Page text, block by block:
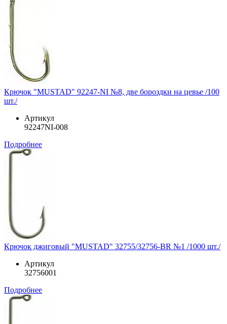
Крючок "MUSTAD" 92247-NI №8, две бороздки на цевье /100
шт./
Артикул
92247NI-008
Подробнее
Крючок джиговый "MUSTAD" 32755/32756-BR №1 /1000 шт./
Артикул
32756001
Подробнее